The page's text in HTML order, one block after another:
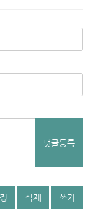
댓글등록
삭제 쓰기